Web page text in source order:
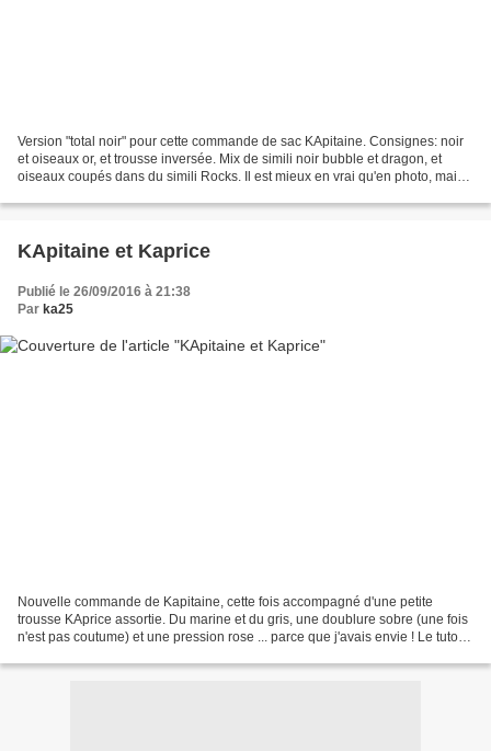
Version "total noir" pour cette commande de sac KApitaine. Consignes: noir
et oiseaux or, et trousse inversée. Mix de simili noir bubble et dragon, et
oiseaux coupés dans du simili Rocks. Il est mieux en vrai qu'en photo, mais
KApitaine et Kaprice
Publié le 26/09/2016 à 21:38
Par ka25
Nouvelle commande de Kapitaine, cette fois accompagné d'une petite
trousse KAprice assortie. Du marine et du gris, une doublure sobre (une fois
n'est pas coutume) et une pression rose ... parce que j'avais envie ! Le tuto